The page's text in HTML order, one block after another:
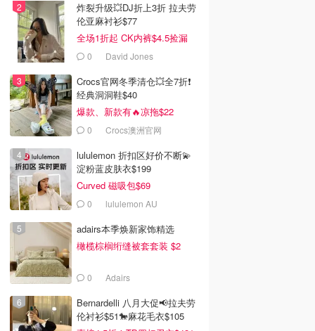
炸裂升级💥DJ折上3折 拉夫劳
伦亚麻衬衫$77
全场1折起 CK内裤$4.5捡漏
0 David Jones
Crocs官网冬季清仓💥全7折❗
经典洞洞鞋$40
爆款、新款有🔥凉拖$22
0 Crocs澳洲官网
lululemon 折扣区好价不断💫
淀粉蓝皮肤衣$199
Curved 磁吸包$69
0 lululemon AU
adairs本季焕新家饰精选
橄榄棕榈绗缝被套套装 $2
0 Adairs
Bernardelli 八月大促📢拉夫劳
伦衬衫$51🐎麻花毛衣$105